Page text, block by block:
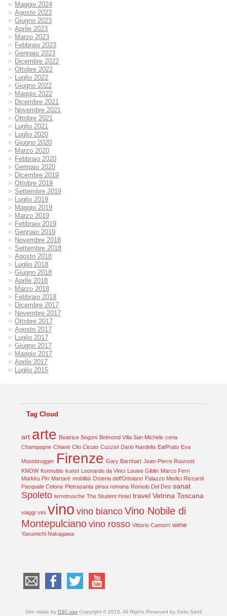
Maggio 2024
Agosto 2023
Giugno 2023
Aprile 2023
Marzo 2023
Febbraio 2023
Gennaio 2023
Dicembre 2022
Ottobre 2022
Luglio 2022
Giugno 2022
Maggio 2022
Dicembre 2021
Novembre 2021
Ottobre 2021
Luglio 2021
Luglio 2020
Giugno 2020
Marzo 2020
Febbraio 2020
Gennaio 2020
Dicembre 2019
Ottobre 2019
Settembre 2019
Luglio 2019
Maggio 2019
Marzo 2019
Febbraio 2019
Gennaio 2019
Novembre 2018
Settembre 2018
Agosto 2018
Luglio 2018
Giugno 2018
Aprile 2018
Marzo 2018
Febbraio 2018
Dicembre 2017
Novembre 2017
Ottobre 2017
Agosto 2017
Luglio 2017
Giugno 2017
Maggio 2017
Aprile 2017
Luglio 2015
Tag Cloud
art arte Beatrice Segoni Belmond Villa San Michele cena
Champagne Chianti Clio Cicuto Cuzziol Dario Nardella EatPrato Eva
Moosbrugger Firenze Gary Barnhart Jean-Pierre Rousset
KNOW Konnubio kunst Leonardo da Vinci Louise Giblin Marco Ferri
Markku Piri Martarè mobilità Osteria dell'Ortolano Palazzo Medici Riccardi
Pasquale Celona PIetrasanta pinsa romana Romolo Del Deo sanat
Spoleto terretrusche The Student Hotel travel Vetrina Toscana
viaggi vini vino vino bianco Vino Nobile di
Montepulciano vino rosso Vittorio Camorri wine
Yasumichi Nakagawa
Site made by D3C sas Copyright © 2015. All Rights Reserved by Selin Sanli